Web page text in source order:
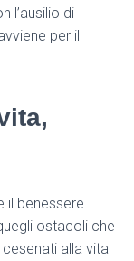
l’ausilio di
per il
il benessere
ostacoli che
alla vita